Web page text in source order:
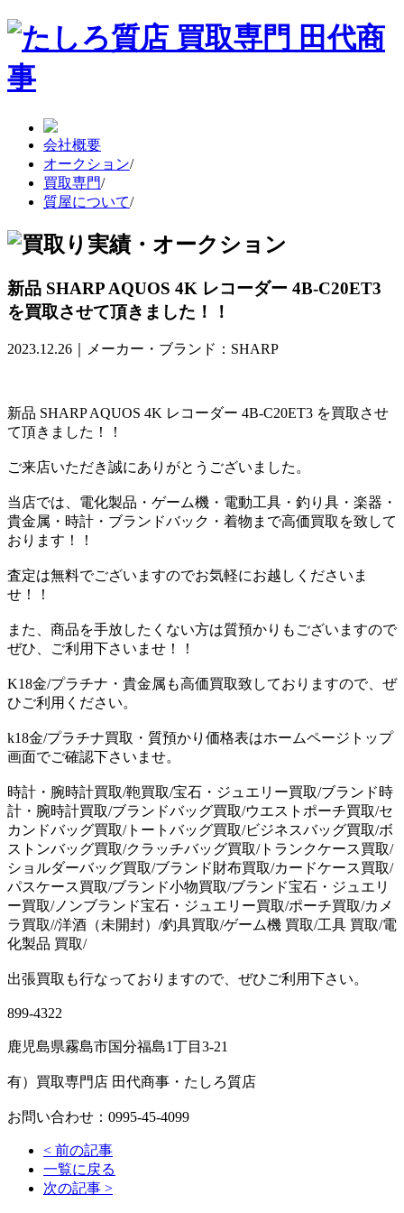
会社概要
オークション/
買取専門/
質屋について/
新品 SHARP AQUOS 4K レコーダー 4B-C20ET3
を買取させて頂きました！！
2023.12.26｜メーカー・ブランド：SHARP
新品 SHARP AQUOS 4K レコーダー 4B-C20ET3 を買取させ
て頂きました！！
ご来店いただき誠にありがとうございました。
当店では、電化製品・ゲーム機・電動工具・釣り具・楽器・
貴金属・時計・ブランドバック・着物まで高価買取を致して
おります！！
査定は無料でございますのでお気軽にお越しくださいま
せ！！
また、商品を手放したくない方は質預かりもございますので
ぜひ、ご利用下さいませ！！
K18金/プラチナ・貴金属も高価買取致しておりますので、ぜ
ひご利用ください。
k18金/プラチナ買取・質預かり価格表はホームページトップ
画面でご確認下さいませ。
時計・腕時計買取/鞄買取/宝石・ジュエリー買取/ブランド時
計・腕時計買取/ブランドバッグ買取/ウエストポーチ買取/セ
カンドバッグ買取/トートバッグ買取/ビジネスバッグ買取/ボ
ストンバッグ買取/クラッチバッグ買取/トランクケース買取/
ショルダーバッグ買取/ブランド財布買取/カードケース買取/
パスケース買取/ブランド小物買取/ブランド宝石・ジュエリ
ー買取/ノンブランド宝石・ジュエリー買取/ポーチ買取/カメ
ラ買取//洋酒（未開封）/釣具買取/ゲーム機 買取/工具 買取/電
化製品 買取/
出張買取も行なっておりますので、ぜひご利用下さい。
899-4322
鹿児島県霧島市国分福島1丁目3-21
有）買取専門店 田代商事・たしろ質店
お問い合わせ：0995-45-4099
< 前の記事
一覧に戻る
次の記事 >